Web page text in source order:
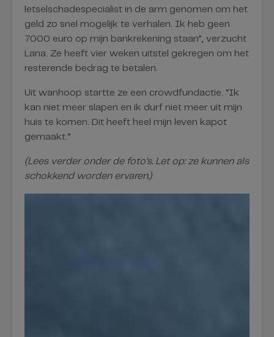
letselschadespecialist in de arm genomen om het
geld zo snel mogelijk te verhalen. Ik heb geen
7000 euro op mijn bankrekening staan”, verzucht
Lana. Ze heeft vier weken uitstel gekregen om het
resterende bedrag te betalen.
Uit wanhoop startte ze een crowdfundactie. “Ik
kan niet meer slapen en ik durf niet meer uit mijn
huis te komen. Dit heeft heel mijn leven kapot
gemaakt.”
(Lees verder onder de foto’s. Let op: ze kunnen als
schokkend worden ervaren.)